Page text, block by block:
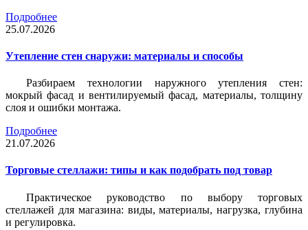
Подробнее
25.07.2026
Утепление стен снаружи: материалы и способы
Разбираем технологии наружного утепления стен:
мокрый фасад и вентилируемый фасад, материалы, толщину
слоя и ошибки монтажа.
Подробнее
21.07.2026
Торговые стеллажи: типы и как подобрать под товар
Практическое руководство по выбору торговых
стеллажей для магазина: виды, материалы, нагрузка, глубина
и регулировка.